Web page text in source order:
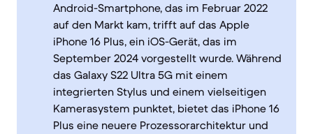
Android-Smartphone, das im Februar 2022
auf den Markt kam, trifft auf das Apple
iPhone 16 Plus, ein iOS-Gerät, das im
September 2024 vorgestellt wurde. Während
das Galaxy S22 Ultra 5G mit einem
integrierten Stylus und einem vielseitigen
Kamerasystem punktet, bietet das iPhone 16
Plus eine neuere Prozessorarchitektur und